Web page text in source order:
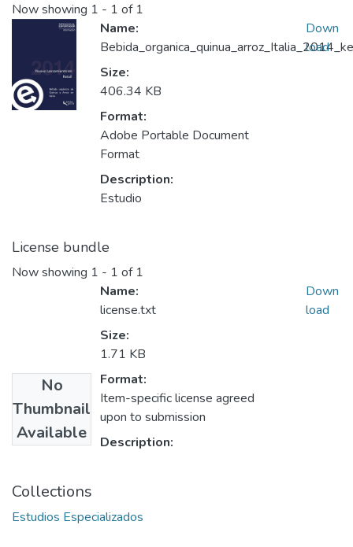
Now showing 1 - 1 of 1
Name:
Size:
406.34 KB
Format:
Adobe Portable Document
Format
Description:
Estudio
Down
load
License bundle
Now showing 1 - 1 of 1
No
Thumbnail
Available
Name:
license.txt
Size:
1.71 KB
Format:
Item-specific license agreed
upon to submission
Description:
Down
load
Collections
Estudios Especializados